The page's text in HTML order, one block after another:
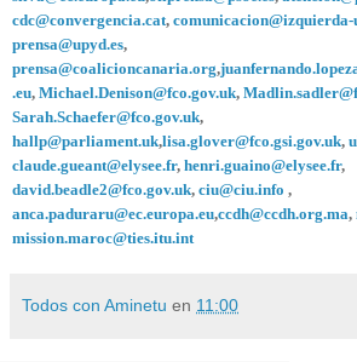
cdc@convergencia.cat, comunicacion@izquierda-
prensa@upyd.es,
prensa@coalicioncanaria.org,
.eu, Michael.Denison@fco.gov.uk,
Sarah.Schaefer@fco.gov.uk,
hallp@parliament.uk,lisa.glover@fco.gsi.gov.uk,
claude.gueant@elysee.fr, henri.guaino@elysee.fr,
david.beadle2@fco.gov.uk, ciu@ciu.info ,
anca.paduraru@ec.europa.eu,ccdh@ccdh.org.ma,
mission.maroc@ties.itu.int
Todos con Aminetu en 11:00